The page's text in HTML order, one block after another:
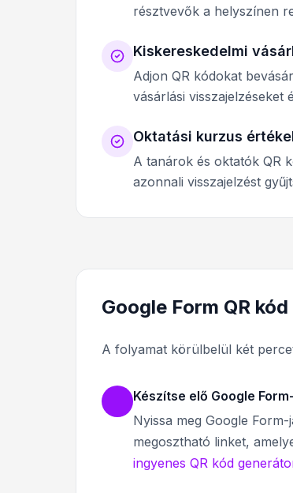
résztvevők a helyszínen
Kiskereskedelmi
Adjon QR kódokat
vásárlási visszajelzéseket
Oktatási kurzus
A tanárok és oktatók QR
azonnali visszajelzést
Google Form QR
A folyamat körülbelül két
Készítse elő Google
Nyissa meg Google
megosztható linket,
ingyenes QR kód